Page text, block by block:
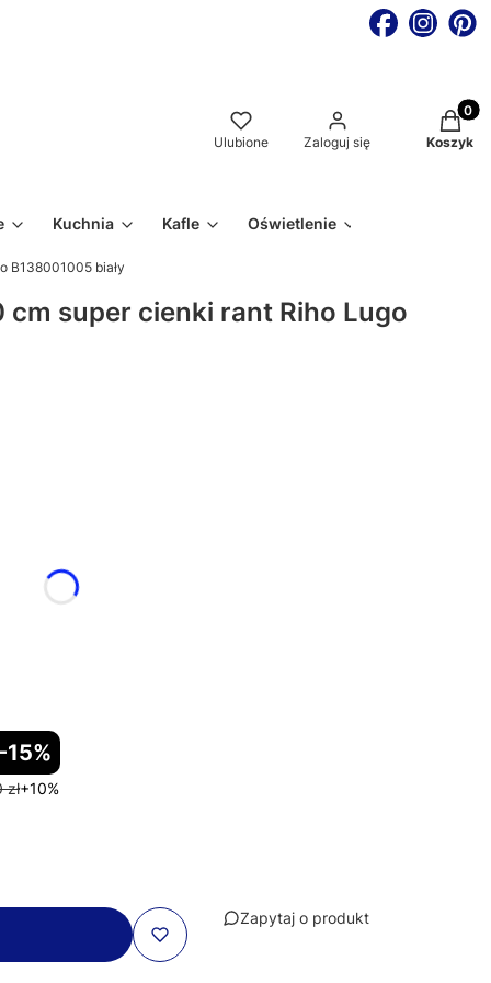
Ulubione Zaloguj się Koszyk
Kuchnia Kafle Oświetlenie
B138001005 biały
super cienki rant Riho Lugo
-15%
zł+10%
Zapytaj o produkt